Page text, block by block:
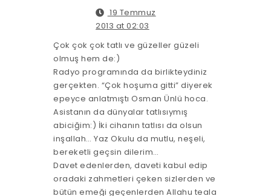
19 Temmuz
2013 at 02:03
Çok çok çok tatlı ve güzeller güzeli
olmuş hem de:)
Radyo programında da birlikteydiniz
gerçekten. “Çok hoşuma gitti” diyerek
epeyce anlatmıştı Osman Ünlü hoca.
Asistanın da dünyalar tatlısıymış
abiciğim:) İki cihanın tatlısı da olsun
inşallah… Yaz Okulu da mutlu, neşeli,
bereketli geçsin dilerim…
Davet edenlerden, daveti kabul edip
oradaki zahmetleri çeken sizlerden ve
bütün emeği geçenlerden Allahu teala